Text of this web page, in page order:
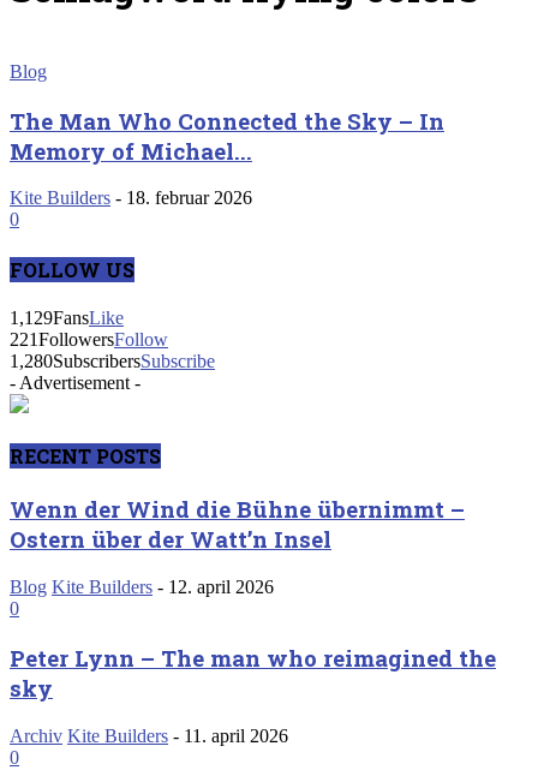
Blog
The Man Who Connected the Sky – In
Memory of Michael...
Kite Builders - 18. februar 2026
0
FOLLOW US
1,129FansLike
221FollowersFollow
1,280SubscribersSubscribe
- Advertisement -
RECENT POSTS
Wenn der Wind die Bühne übernimmt –
Ostern über der Watt’n Insel
Blog Kite Builders - 12. april 2026
0
Peter Lynn – The man who reimagined the
sky
Archiv Kite Builders - 11. april 2026
0